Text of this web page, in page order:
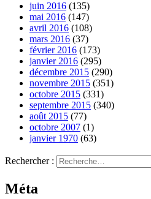
juin 2016 (135)
mai 2016 (147)
avril 2016 (108)
mars 2016 (37)
février 2016 (173)
janvier 2016 (295)
décembre 2015 (290)
novembre 2015 (351)
octobre 2015 (331)
septembre 2015 (340)
août 2015 (77)
octobre 2007 (1)
janvier 1970 (63)
Rechercher :
Méta